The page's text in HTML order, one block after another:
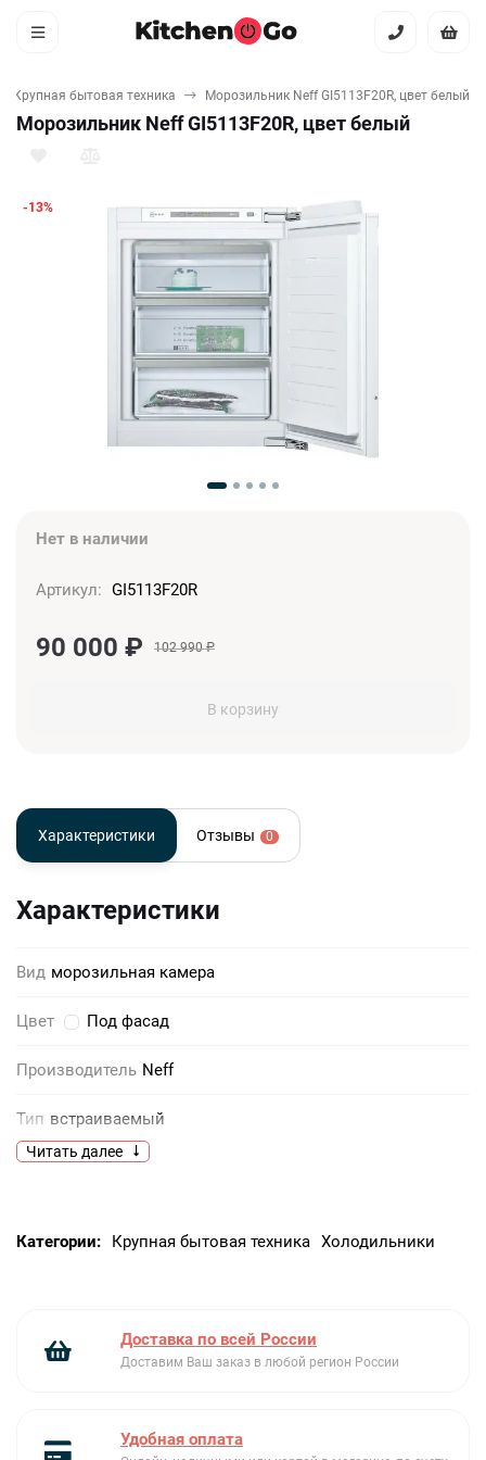
Крупная бытовая техника Морозильник Neff GI5113F20R, цвет белый
Морозильник Neff GI5113F20R, цвет белый
-13%
Нет в наличии
Артикул: GI5113F20R
90 000 ₽ 102 990₽
В корзину
Характеристики Отзывы 0
Характеристики
Вид морозильная камера
Цвет Под фасад
Производитель Neff
Тип встраиваемый
Автономное сохранение холода
внутренней стороне двери / регулируемые ножки /
регулируемый цоколь / сигнализация о неисправности:
Функция суперохлаждения нет
Читать далее
Категории: Крупная бытовая техника Холодильники
Доставка по всей России
Доставим Ваш заказ в любой регион России
Удобная оплата